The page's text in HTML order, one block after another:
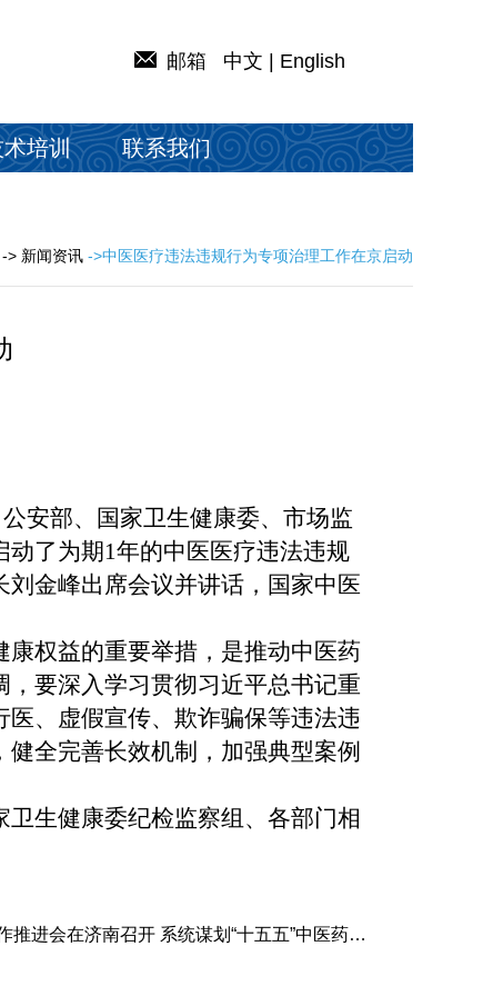
邮箱 中文 English
术培训 联系我们
-> 新闻资讯 ->中医医疗违法违规行为专项治理工作在京启动
安部、国家卫生健康委、市场监
了为期1年的中医医疗违法违规
金峰出席会议并讲话，国家中医
权益的重要举措，是推动中医药
要深入学习贯彻习近平总书记重
、虚假宣传、欺诈骗保等违法违
全完善长效机制，加强典型案例
生健康委纪检监察组、各部门相
在济南召开 系统谋划“十五五”中医药古籍传承发展布局